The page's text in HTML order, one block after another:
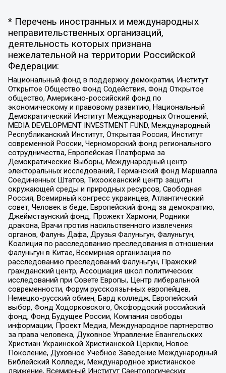
* Перечень иностранных и международных
неправительственных организаций,
деятельность которых признана
нежелательной на территории Российской
Федерации:
Национальный фонд в поддержку демократии, Институт
Открытое Общество Фонд Содействия, Фонд Открытое
общество, Американо-российский фонд по
экономическому и правовому развитию, Национальный
Демократический Институт Международных Отношений,
MEDIA DEVELOPMENT INVESTMENT FUND, Международный
Республиканский Институт, Открытая Россия, Институт
современной России, Черноморский фонд регионального
сотрудничества, Европейская Платформа за
Демократические Выборы, Международный центр
электоральных исследований, Германский фонд Маршалла
Соединенных Штатов, Тихоокеанский центр защиты
окружающей среды и природных ресурсов, Свободная
Россия, Всемирный конгресс украинцев, Атлантический
совет, Человек в беде, Европейский фонд за демократию,
Джеймстаунский фонд, Прожект Хармони, Родники
дракона, Врачи против насильственного извлечения
органов, Фалунь Дафа, Друзья Фалуньгун, Фалуньгун,
Коалиция по расследованию преследования в отношении
Фалуньгун в Китае, Всемирная организация по
расследованию преследований Фалуньгун, Пражский
гражданский центр, Ассоциация школ политических
исследований при Совете Европы, Центр либеральной
современности, Форум русскоязычных европейцев,
Немецко-русский обмен, Бард колледж, Европейский
выбор, Фонд Ходорковского, Оксфордский российский
фонд, Фонд Будущее России, Компания свободы
информации, Проект Медиа, Международное партнерство
за права человека, Духовное Управление Евангельских
Христиан Украинской Христианской Церкви, Новое
Поколение, Духовное Учебное Заведение Международный
Библейский Колледж, Международное христианское
движение, Всемирный Институт Саентологических